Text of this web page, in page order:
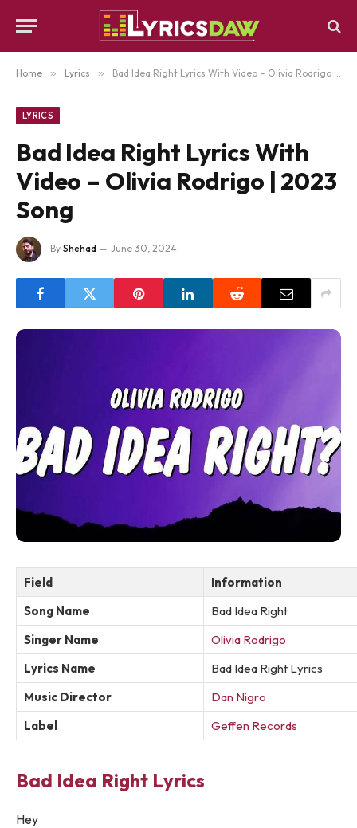
Home » Lyrics » Bad Idea Right Lyrics With Video – Olivia Rodrigo | 2023 Song
LYRICS
Bad Idea Right Lyrics With
Video – Olivia Rodrigo | 2023
Song
By Shehad June 30, 2024
Field
Information
Song Name
Bad Idea Right
Singer Name
Olivia Rodrigo
Lyrics Name
Bad Idea Right Lyrics
Music Director
Dan Nigro
Label
Geffen Records
Bad Idea Right Lyrics
Hey